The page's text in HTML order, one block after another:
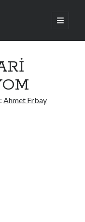
ana
menüyü
Ahmet Erbay